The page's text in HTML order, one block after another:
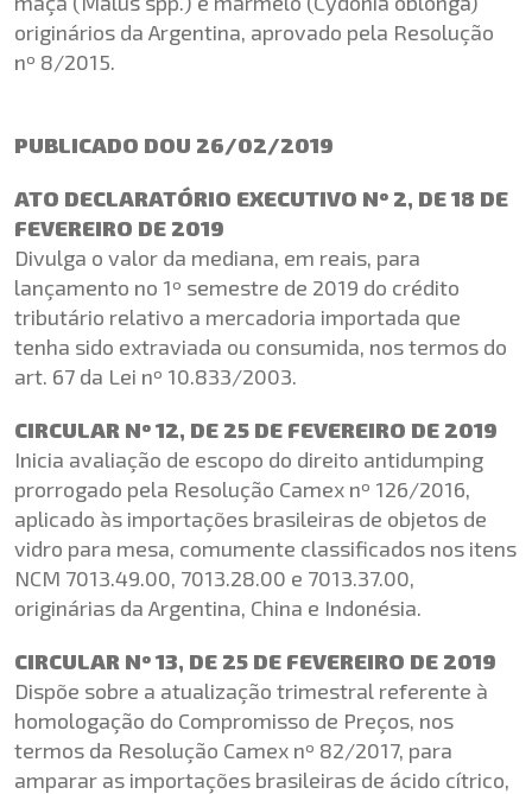
originários da Argentina, aprovado pela Resolução
nº 8/2015.
PUBLICADO DOU 26/02/2019
ATO DECLARATÓRIO EXECUTIVO Nº 2, DE 18 DE
FEVEREIRO DE 2019
Divulga o valor da mediana, em reais, para
lançamento no 1º semestre de 2019 do crédito
tributário relativo a mercadoria importada que
tenha sido extraviada ou consumida, nos termos do
art. 67 da Lei nº 10.833/2003.
CIRCULAR Nº 12, DE 25 DE FEVEREIRO DE 2019
Inicia avaliação de escopo do direito antidumping
prorrogado pela Resolução Camex nº 126/2016,
aplicado às importações brasileiras de objetos de
vidro para mesa, comumente classificados nos itens
NCM 7013.49.00, 7013.28.00 e 7013.37.00,
originárias da Argentina, China e Indonésia.
CIRCULAR Nº 13, DE 25 DE FEVEREIRO DE 2019
Dispõe sobre a atualização trimestral referente à
homologação do Compromisso de Preços, nos
termos da Resolução Camex nº 82/2017, para
amparar as importações brasileiras de ácido cítrico,